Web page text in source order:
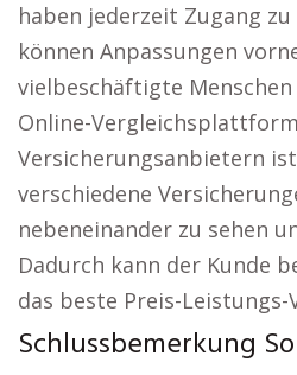
haben jederzeit Zugang
können Anpassungen
vielbeschäftigte
Online-
Versicherungsanbietern
verschiedene
nebeneinander zu sehen
Dadurch kann der Kunde
das beste Preis-
Schlussbemerkung